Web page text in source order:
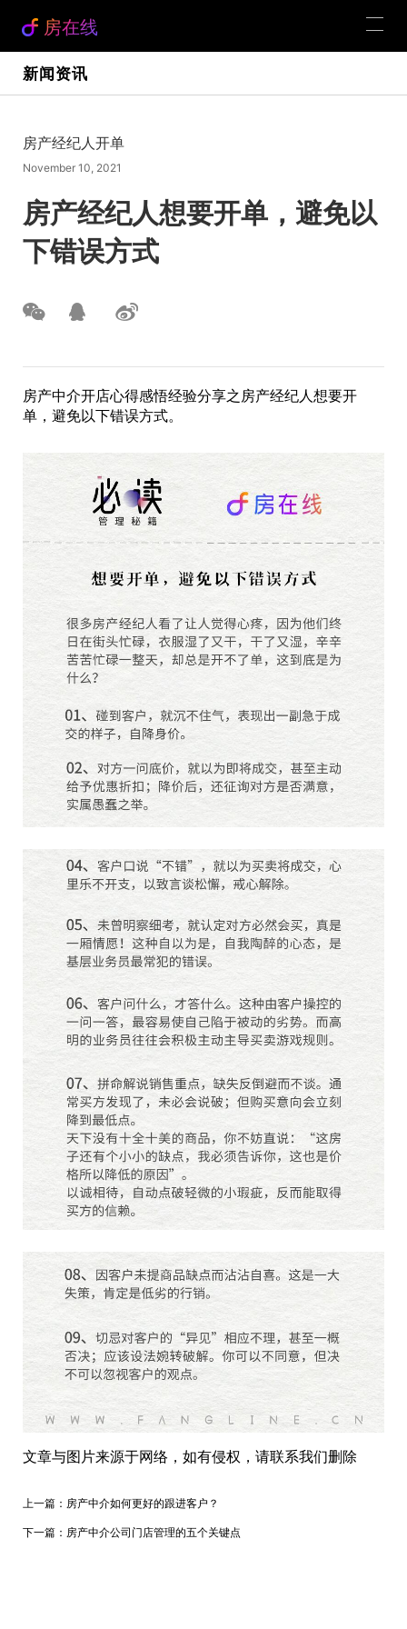
房在线
新闻资讯
房产经纪人开单
November 10, 2021
房产经纪人想要开单，避免以
下错误方式
房产中介开店心得感悟经验分享之房产经纪人想要开
单，避免以下错误方式。
文章与图片来源于网络，如有侵权，请联系我们删除
上一篇： 房产中介如何更好的跟进客户？
下一篇： 房产中介公司门店管理的五个关键点